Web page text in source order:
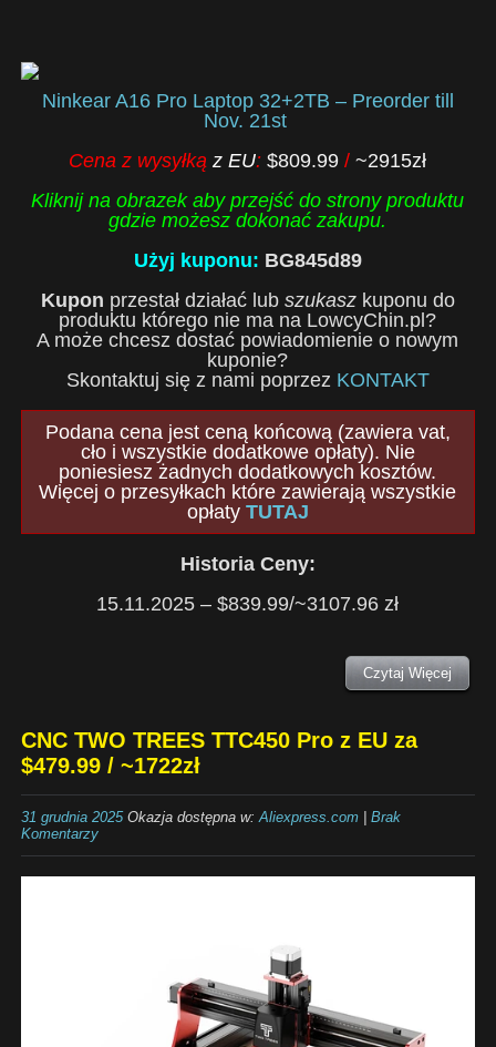
Ninkear A16 Pro Laptop 32+2TB – Preorder till
Nov. 21st
Cena z wysyłką z EU:$809.99/~2915zł
Kliknij na obrazek aby przejść do strony produktu
gdzie możesz dokonać zakupu.
Użyj kuponu: BG845d89
Kupon przestał działać lub szukaszkuponu do
produktu którego nie ma na LowcyChin.pl?
A może chcesz dostać powiadomienie o nowym
kuponie?
Skontaktuj się z nami poprzez KONTAKT
Podana cena jest ceną końcową (zawiera vat,
cło i wszystkie dodatkowe opłaty). Nie
poniesiesz żadnych dodatkowych kosztów.
Więcej o przesyłkach które zawierają wszystkie
opłaty TUTAJ
Historia Ceny:
15.11.2025 – $839.99/~3107.96 zł
Czytaj Więcej
CNC TWO TREES TTC450 Pro z EU za
$479.99 / ~1722zł
31 grudnia 2025Okazja dostępna w:Aliexpress.com| Brak
Komentarzy